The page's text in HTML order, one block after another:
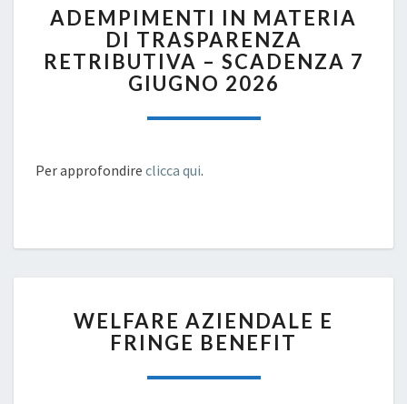
CONGEDI
PARENTALI.
IN
MATERIA
DI
TRASPARENZA
–
ADEMPIMENTI IN MATERIA
DI TRASPARENZA
RETRIBUTIVA – SCADENZA 7
GIUGNO 2026
Per approfondire clicca qui.
AZIENDALE
E
BENEFIT
WELFARE AZIENDALE E
FRINGE BENEFIT